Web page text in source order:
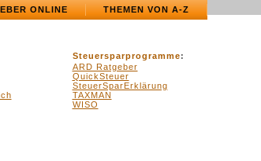
ONLINE THEMEN VON A-Z
Steuersparprogramme:
ARD Ratgeber
QuickSteuer
SteuerSparErklärung
TAXMAN
WISO